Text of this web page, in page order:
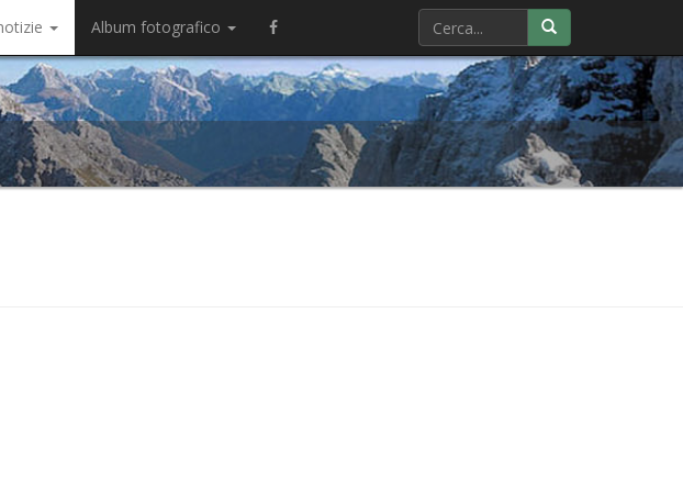
Album fotografico